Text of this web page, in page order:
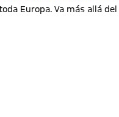
Europa. Va más allá